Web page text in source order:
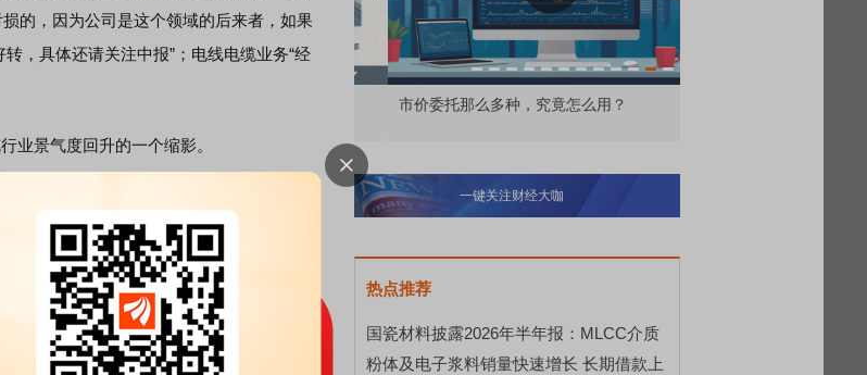
的，因为公司是这个领域的后来者，如果
，具体还请关注中报”；电线电缆业务“经
景气度回升的一个缩影。
业绩预告，预计2026年上半年净利润为5亿
一样，来自“光通信板块受益于
营收同比增长34.09%，净利润同比增长
市价委托那么多种，究竟怎么用？
一键关注财经大咖
热点推荐
国瓷材料披露2026年半年报：MLCC介质
粉体及电子浆料销量快速增长 长期借款上